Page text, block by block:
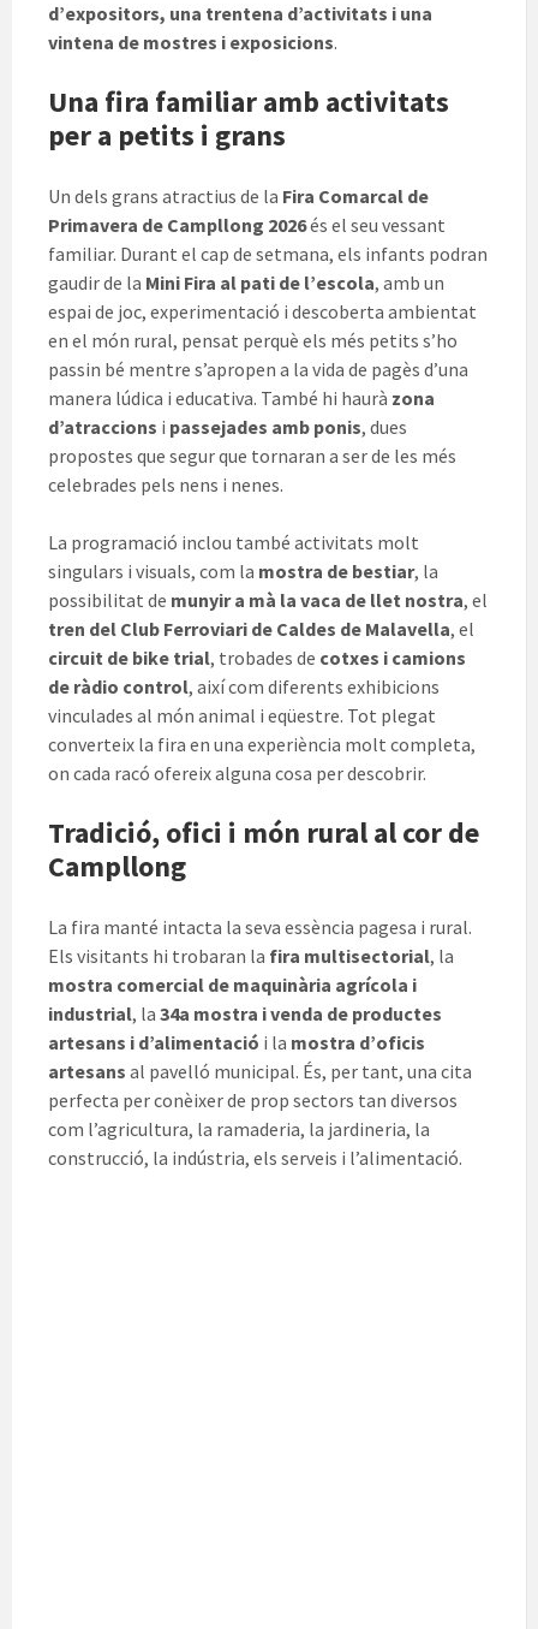
d’expositors, una trentena d’activitats i una
vintena de mostres i exposicions.
Una fira familiar amb activitats
per a petits i grans
Un dels grans atractius de la Fira Comarcal de
Primavera de Campllong 2026és el seu vessant
familiar. Durant el cap de setmana, els infants podran
gaudir de la Mini Fira al pati de l’escola, amb un
espai de joc, experimentació i descoberta ambientat
en el món rural, pensat perquè els més petits s’ho
passin bé mentre s’apropen a la vida de pagès d’una
manera lúdica i educativa. També hi haurà zona
d’atraccions i passejades amb ponis, dues
propostes que segur que tornaran a ser de les més
celebrades pels nens i nenes.
La programació inclou també activitats molt
singulars i visuals, com la mostra de bestiar, la
possibilitat de munyir a mà la vaca de llet nostra, el
tren del Club Ferroviari de Caldes de Malavella, el
circuit de bike trial, trobades de cotxes i camions
de ràdio control, així com diferents exhibicions
vinculades al món animal i eqüestre. Tot plegat
converteix la fira en una experiència molt completa,
on cada racó ofereix alguna cosa per descobrir.
Tradició, ofici i món rural al cor de
Campllong
La fira manté intacta la seva essència pagesa i rural.
Els visitants hi trobaran la fira multisectorial, la
mostra comercial de maquinària agrícola i
industrial, la 34a mostra i venda de productes
artesans i d’alimentació i la mostra d’oficis
artesans al pavelló municipal. És, per tant, una cita
perfecta per conèixer de prop sectors tan diversos
com l’agricultura, la ramaderia, la jardineria, la
construcció, la indústria, els serveis i l’alimentació.